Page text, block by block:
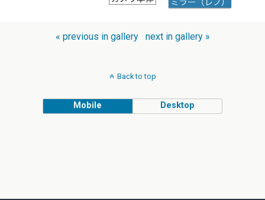
« previous in gallery next in gallery »
Back to top
Mobile Desktop